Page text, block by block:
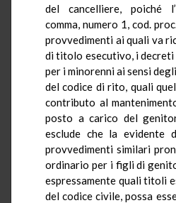
del cancelliere, poiché
comma, numero 1, cod.
provvedimenti ai quali va
di titolo esecutivo, i
per i minorenni ai sensi
del codice di rito, quali
contributo al
posto a carico del
esclude che la evidente
provvedimenti similari
ordinario per i figli di
espressamente quali titoli
del codice civile, possa